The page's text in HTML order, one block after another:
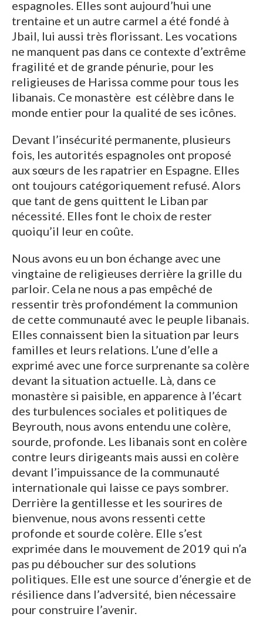
espagnoles. Elles sont aujourd’hui une
trentaine et un autre carmel a été fondé à
Jbail, lui aussi très florissant. Les vocations
ne manquent pas dans ce contexte d’extrême
fragilité et de grande pénurie, pour les
religieuses de Harissa comme pour tous les
libanais. Ce monastère est célèbre dans le
monde entier pour la qualité de ses icônes.
Devant l’insécurité permanente, plusieurs
fois, les autorités espagnoles ont proposé
aux sœurs de les rapatrier en Espagne. Elles
ont toujours catégoriquement refusé. Alors
que tant de gens quittent le Liban par
nécessité. Elles font le choix de rester
quoiqu’il leur en coûte.
Nous avons eu un bon échange avec une
vingtaine de religieuses derrière la grille du
parloir. Cela ne nous a pas empêché de
ressentir très profondément la communion
de cette communauté avec le peuple libanais.
Elles connaissent bien la situation par leurs
familles et leurs relations. L’une d’elle a
exprimé avec une force surprenante sa colère
devant la situation actuelle. Là, dans ce
monastère si paisible, en apparence à l’écart
des turbulences sociales et politiques de
Beyrouth, nous avons entendu une colère,
sourde, profonde. Les libanais sont en colère
contre leurs dirigeants mais aussi en colère
devant l’impuissance de la communauté
internationale qui laisse ce pays sombrer.
Derrière la gentillesse et les sourires de
bienvenue, nous avons ressenti cette
profonde et sourde colère. Elle s’est
exprimée dans le mouvement de 2019 qui n’a
pas pu déboucher sur des solutions
politiques. Elle est une source d’énergie et de
résilience dans l’adversité, bien nécessaire
pour construire l’avenir.